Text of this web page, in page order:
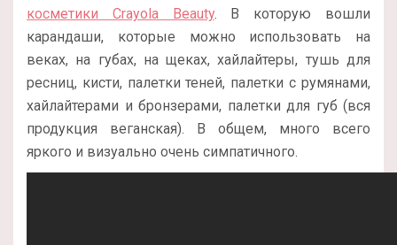
косметики Crayola Beauty. В которую вошли
карандаши, которые можно использовать на
веках, на губах, на щеках, хайлайтеры, тушь для
ресниц, кисти, палетки теней, палетки с румянами,
хайлайтерами и бронзерами, палетки для губ (вся
продукция веганская). В общем, много всего
яркого и визуально очень симпатичного.